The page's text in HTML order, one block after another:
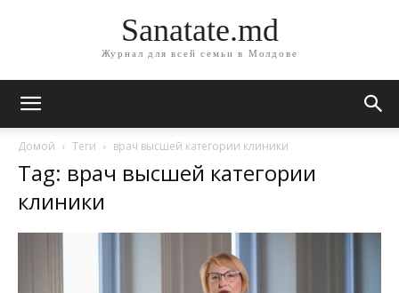
Sanatate.md
Журнал для всей семьи в Молдове
Домой Теги врач высшей категории клиники
Tag: врач высшей категории
клиники